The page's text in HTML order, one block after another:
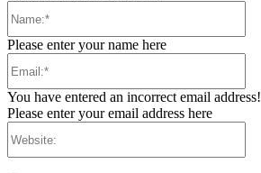
Please enter your name here
You have entered an incorrect email address!
Please enter your email address here